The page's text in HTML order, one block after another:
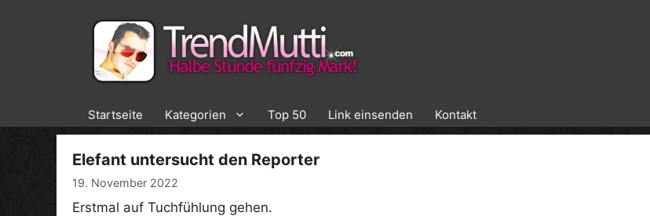
Startseite Kategorien Top 50 Link einsenden Kontakt
Elefant untersucht den Reporter
19. November 2022
Erstmal auf Tuchfühlung gehen.